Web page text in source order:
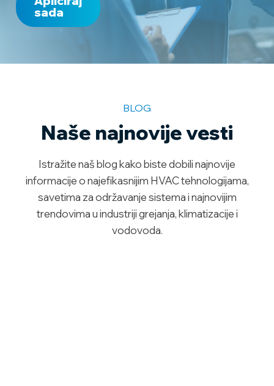
sada
BLOG
Naše najnovije vesti
Istražite naš blog kako biste dobili najnovije
informacije o najefikasnijim HVAC tehnologijama,
savetima za održavanje sistema i najnovijim
trendovima u industriji grejanja, klimatizacije i
vodovoda.